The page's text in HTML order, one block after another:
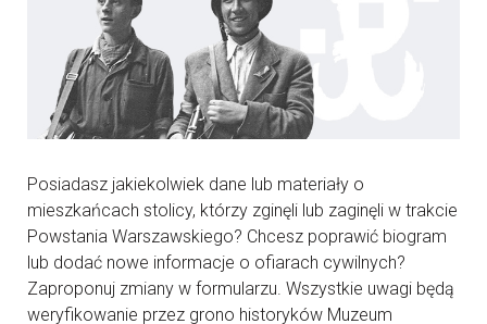
Posiadasz jakiekolwiek dane lub materiały o
mieszkańcach stolicy, którzy zginęli lub zaginęli w trakcie
Powstania Warszawskiego? Chcesz poprawić biogram
lub dodać nowe informacje o ofiarach cywilnych?
Zaproponuj zmiany w formularzu. Wszystkie uwagi będą
weryfikowanie przez grono historyków Muzeum